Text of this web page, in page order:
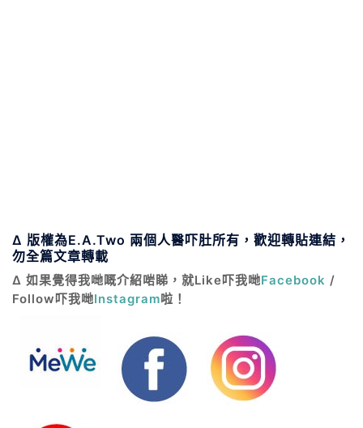
Δ 版權為E.A.Two 兩個人醫吓肚所有，歡迎轉貼連結，
勿全篇文章轉載
Δ 如果覺得我哋嘅介紹啱睇，就Like吓我哋Facebook /
Follow吓我哋Instagram啦！